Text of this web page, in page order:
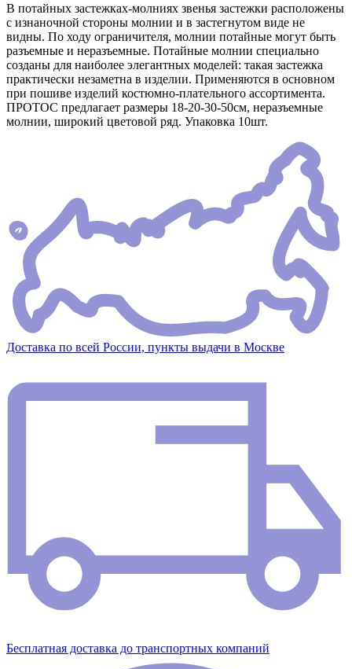
В потайных застежках-молниях звенья застежки расположены
с изнаночной стороны молнии и в застегнутом виде не
видны. По ходу ограничителя, молнии потайные могут быть
разъемные и неразъемные. Потайные молнии специально
созданы для наиболее элегантных моделей: такая застежка
практически незаметна в изделии. Применяются в основном
при пошиве изделий костюмно-плательного ассортимента.
ПРОТОС предлагает размеры 18-20-30-50см, неразъемные
молнии, широкий цветовой ряд. Упаковка 10шт.
Доставка по всей России, пункты выдачи в Москве
Бесплатная доставка до транспортных компаний